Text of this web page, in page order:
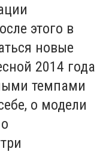
этого в
новые
2014 года
темпами
о модели